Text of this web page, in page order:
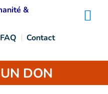
FAQ
Contact
UN DON